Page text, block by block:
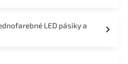
LED pásiky a